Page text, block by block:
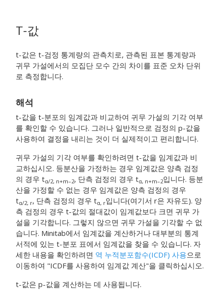
T-값
t-값은 t-검정 통계량의 관측치로, 관측된 표본 통계량과
귀무 가설에서의 모집단 모수 간의 차이를 표준 오차 단위
로 측정합니다.
해석
t-값을 t-분포의 임계값과 비교하여 귀무 가설의 기각 여부
를 확인할 수 있습니다. 그러나 일반적으로 검정의 p-값을
사용하여 결정을 내리는 것이 더 실제적이고 편리합니다.
귀무 가설의 기각 여부를 확인하려면 t-값을 임계값과 비
교하십시오. 등분산을 가정하는 경우 임계값은 양측 검정
의 경우 tα/2, n+m–2, 단측 검정의 경우 tα, n+m–2입니다. 등분
산을 가정할 수 없는 경우 임계값은 양측 검정의 경우
tα/2, r, 단측 검정의 경우 tα, r입니다(여기서 r은 자유도). 양
측 검정의 경우 t-값의 절대값이 임계값보다 크면 귀무 가
설을 기각합니다. 그렇지 않으면 귀무 가설을 기각할 수 없
습니다. Minitab에서 임계값을 계산하거나 대부분의 통계
서적에 있는 t-분포 표에서 임계값을 찾을 수 있습니다. 자
세한 내용을 확인하려면 역 누적분포함수(ICDF) 사용으로
이동하여 "ICDF를 사용하여 임계값 계산"을 클릭하십시오.
t-값은 p-값을 계산하는 데 사용됩니다.